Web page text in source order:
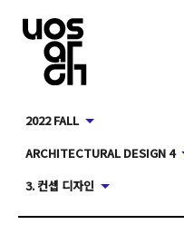
2022 FALL
ARCHITECTURAL DESIGN 4
3. 컨셉 디자인